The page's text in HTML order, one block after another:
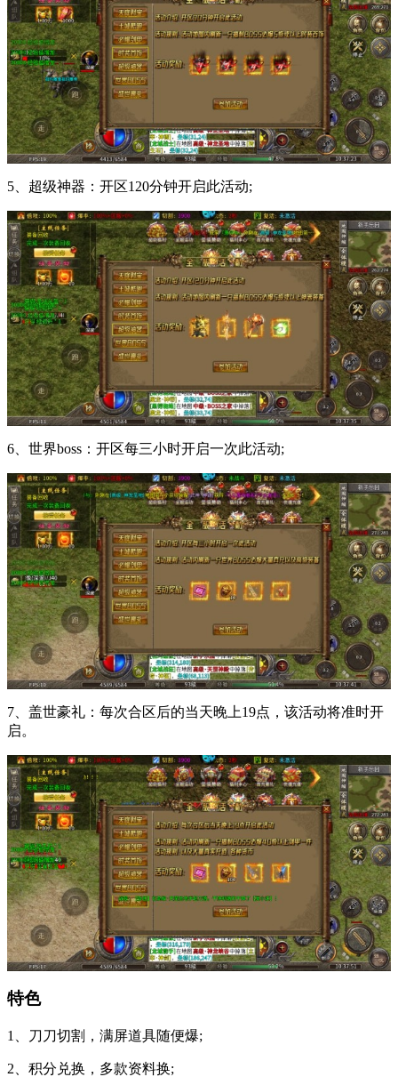
5、超级神器：开区120分钟开启此活动;
6、世界boss：开区每三小时开启一次此活动;
7、盖世豪礼：每次合区后的当天晚上19点，该活动将准时开
启。
特色
1、刀刀切割，满屏道具随便爆;
2、积分兑换，多款资料换;